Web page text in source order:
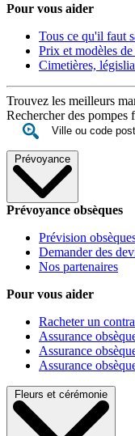
Pour vous aider
Tous ce qu'il faut
Prix et modèles
Cimetières,
Trouvez les meilleurs
Rechercher des pompes
Prévoyance
Prévoyance obsèques
Prévision
Demander des
Nos partenaires
Pour vous aider
Racheter un
Assurance
Assurance
Assurance
Fleurs et cérémonie